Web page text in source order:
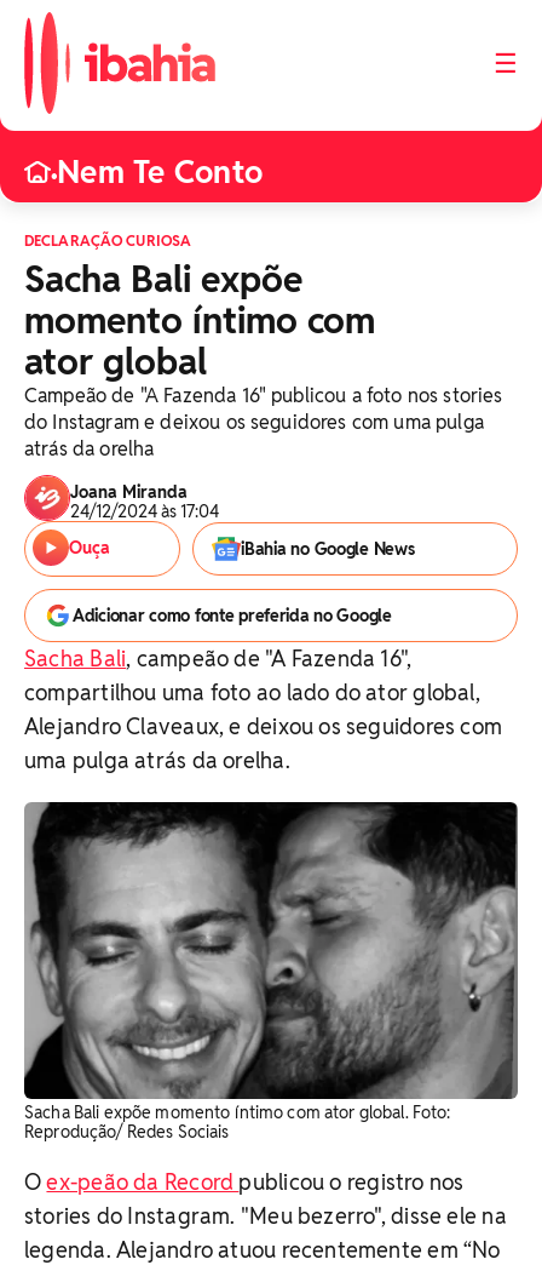
☰
•Nem Te Conto
DECLARAÇÃO CURIOSA
Sacha Bali expõe
momento íntimo com
ator global
Campeão de "A Fazenda 16" publicou a foto nos stories
do Instagram e deixou os seguidores com uma pulga
atrás da orelha
Joana Miranda
24/12/2024 às 17:04
Ouça
iBahia no Google News
Adicionar como fonte preferida no Google
Sacha Bali, campeão de "A Fazenda 16",
compartilhou uma foto ao lado do ator global,
Alejandro Claveaux, e deixou os seguidores com
uma pulga atrás da orelha.
Sacha Bali expõe momento íntimo com ator global. Foto:
Reprodução/ Redes Sociais
Oex-peão da Record publicou o registro nos
stories do Instagram. "Meu bezerro", disse ele na
legenda. Alejandro atuou recentemente em “No